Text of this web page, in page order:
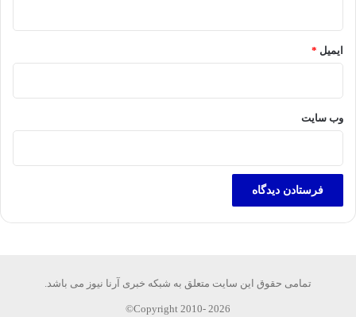
ایمیل *
وب‌ سایت
تمامی حقوق این سایت متعلق به شبکه خبری آرنا نیوز می باشد.
Copyright 2010- 2026©